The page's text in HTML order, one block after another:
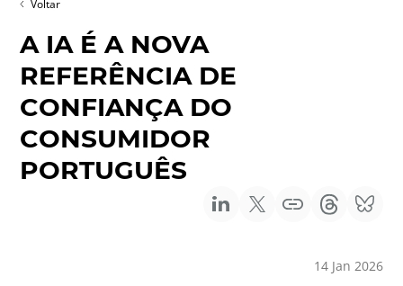
Voltar
A IA É A NOVA
REFERÊNCIA DE
CONFIANÇA DO
CONSUMIDOR
PORTUGUÊS
14 Jan 2026